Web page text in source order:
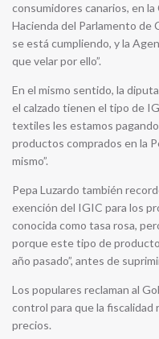
consumidores canarios, en
Hacienda del Parlamento de
se está cumpliendo, y la
que velar por ello”.
En el mismo sentido, la
el calzado tienen el tipo de
textiles les estamos
productos comprados en la
mismo”.
Pepa Luzardo también
exención del IGIC para los
conocida como tasa rosa,
porque este tipo de
año pasado”, antes de
Los populares reclaman al
control para que la
precios.